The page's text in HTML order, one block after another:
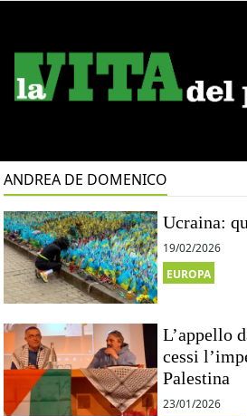
ANDREA DE DOMENICO
Ucraina:
19/02/2026
EUROPA
L’appello
cessi
Palestina
23/01/2026